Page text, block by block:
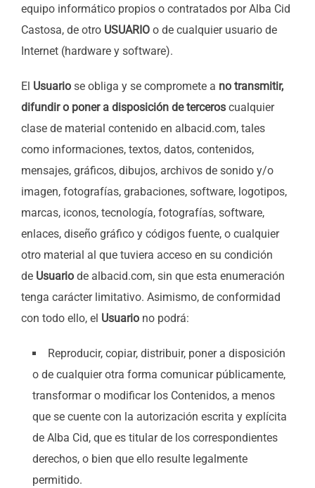
equipo informático propios o contratados por Alba Cid
Castosa, de otro USUARIO o de cualquier usuario de
Internet (hardware y software).
El Usuario se obliga y se compromete a no transmitir,
difundir o poner a disposición de terceros cualquier
clase de material contenido en albacid.com, tales
como informaciones, textos, datos, contenidos,
mensajes, gráficos, dibujos, archivos de sonido y/o
imagen, fotografías, grabaciones, software, logotipos,
marcas, iconos, tecnología, fotografías, software,
enlaces, diseño gráfico y códigos fuente, o cualquier
otro material al que tuviera acceso en su condición
de Usuario de albacid.com, sin que esta enumeración
tenga carácter limitativo. Asimismo, de conformidad
con todo ello, el Usuario no podrá:
Reproducir, copiar, distribuir, poner a disposición
o de cualquier otra forma comunicar públicamente,
transformar o modificar los Contenidos, a menos
que se cuente con la autorización escrita y explícita
de Alba Cid, que es titular de los correspondientes
derechos, o bien que ello resulte legalmente
permitido.